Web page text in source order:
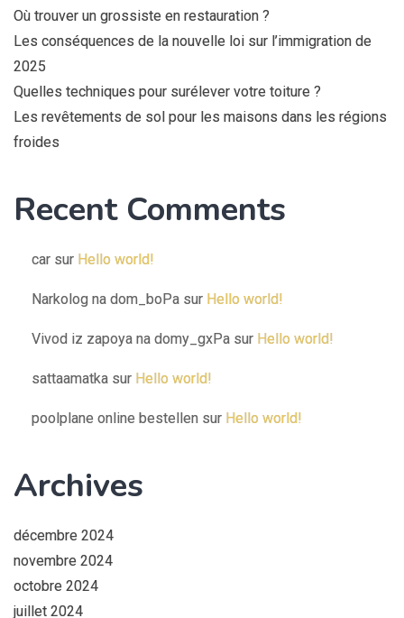
Où trouver un grossiste en restauration ?
Les conséquences de la nouvelle loi sur l’immigration de
2025
Quelles techniques pour surélever votre toiture ?
Les revêtements de sol pour les maisons dans les régions
froides
Recent Comments
car sur Hello world!
Narkolog na dom_boPa sur Hello world!
Vivod iz zapoya na domy_gxPa sur Hello world!
sattaamatka sur Hello world!
poolplane online bestellen sur Hello world!
Archives
décembre 2024
novembre 2024
octobre 2024
juillet 2024